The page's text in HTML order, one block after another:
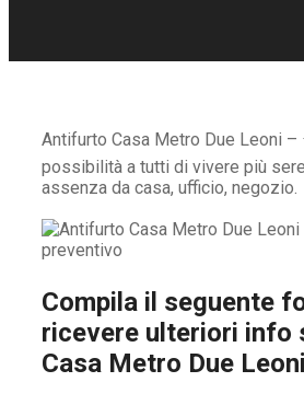
Antifurto Casa Metro Due Leoni –
possibilità a tutti di vivere più
assenza da casa, ufficio, negozio.
Compila il seguente
ricevere ulteriori info
Casa Metro Due Leoni